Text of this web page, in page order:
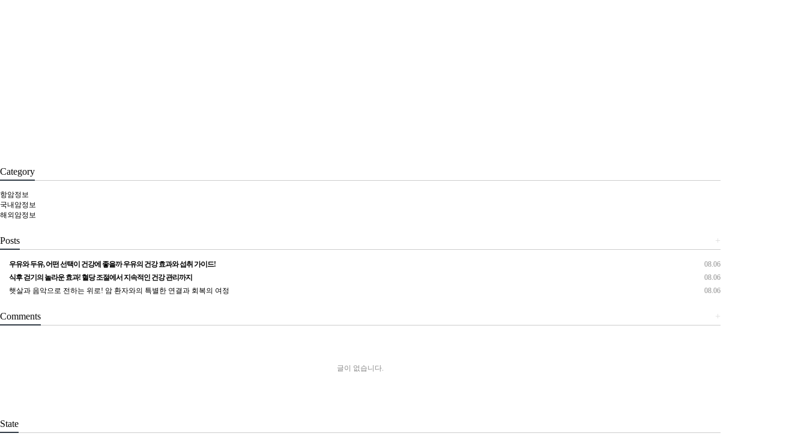
Category
항암정보
국내암정보
해외암정보
+
Posts
08.06
우유와 두유, 어떤 선택이 건강에 좋을까 우유의 건강 효과와 섭취 가이드!
08.06
식후 걷기의 놀라운 효과! 혈당 조절에서 지속적인 건강 관리까지
08.06
햇살과 음악으로 전하는 위로! 암 환자와의 특별한 연결과 회복의 여정
+
Comments
글이 없습니다.
State